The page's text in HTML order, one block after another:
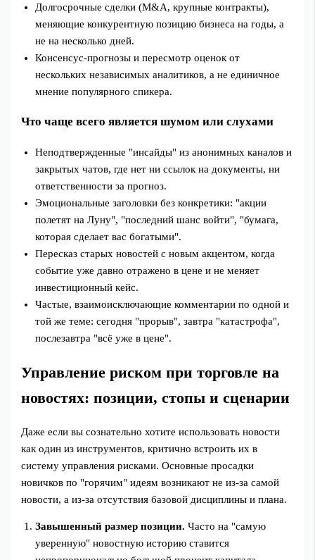
Долгосрочные сделки (M&A, крупные контракты),
меняющие конкурентную позицию бизнеса на годы, а
не на несколько дней.
Консенсус‑прогнозы и пересмотр оценок от
нескольких независимых аналитиков, а не единичное
мнение популярного спикера.
Что чаще всего является шумом или слухами
Неподтвержденные "инсайды" из анонимных каналов и
закрытых чатов, где нет ни ссылок на документы, ни
ответственности за прогноз.
Эмоциональные заголовки без конкретики: "акции
полетят на Луну", "последний шанс войти", "бумага,
которая сделает вас богатыми".
Пересказ старых новостей с новым акцентом, когда
событие уже давно отражено в цене и не меняет
инвестиционный кейс.
Частые, взаимоисключающие комментарии по одной и
той же теме: сегодня "прорыв", завтра "катастрофа",
послезавтра "всё уже в цене".
Управление риском при торговле на
новостях: позиции, стопы и сценарии
Даже если вы сознательно хотите использовать новости
как один из инструментов, критично встроить их в
систему управления рисками. Основные просадки
новичков по "горячим" идеям возникают не из‑за самой
новости, а из‑за отсутствия базовой дисциплины и плана.
Завышенный размер позиции. Часто на "самую
уверенную" новостную историю ставится